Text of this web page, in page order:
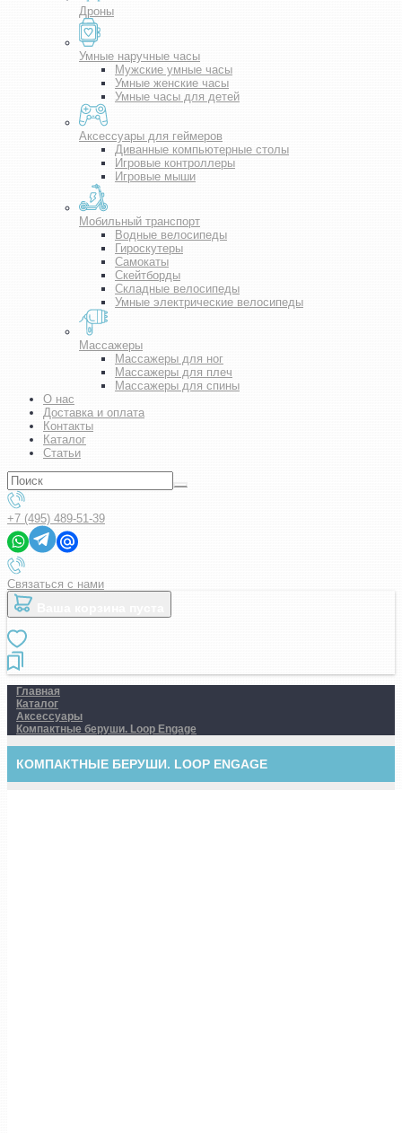
Дроны
Умные наручные часы
Мужские умные часы
Умные женские часы
Умные часы для детей
Аксессуары для геймеров
Диванные компьютерные столы
Игровые контроллеры
Игровые мыши
Мобильный транспорт
Водные велосипеды
Гироскутеры
Самокаты
Скейтборды
Складные велосипеды
Умные электрические велосипеды
Массажеры
Массажеры для ног
Массажеры для плеч
Массажеры для спины
О нас
Доставка и оплата
Контакты
Каталог
Статьи
+7 (495) 489-51-39
Связаться с нами
Главная
Каталог
Аксессуары
Компактные беруши. Loop Engage
КОМПАКТНЫЕ БЕРУШИ. LOOP ENGAGE